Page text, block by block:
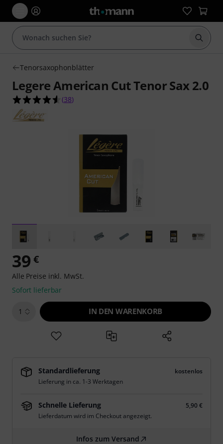
Suche
Tenorsaxophonblätter
Legere American Cut Tenor Sax 2.0
4.6 von 5 Sternen aus 38 Kundenbewertungen
(38)
39 €
Alle Preise inkl. MwSt.
Sofort lieferbar
1 IN DEN WARENKORB
Standardlieferung
kostenlos
Lieferung in ca. 1-3 Werktagen
Schnelle Lieferung
5,90 €
Lieferdatum wird im Checkout angezeigt.
Infos zum Versand